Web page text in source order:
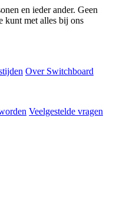
en ieder ander. Geen
kunt met alles bij ons
Over Switchboard
Veelgestelde vragen